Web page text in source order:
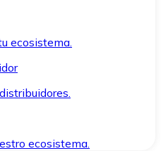
ecosistema.
ecosistema.